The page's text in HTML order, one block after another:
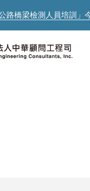
路橋梁檢測人員培訓」
日本鐵道落地驗證中
後Agent時代